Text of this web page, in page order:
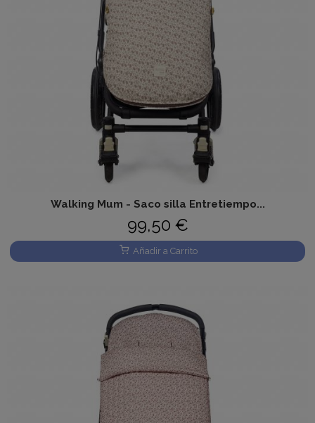
Walking Mum - Saco silla Entretiempo...
99,50 €
Añadir a Carrito